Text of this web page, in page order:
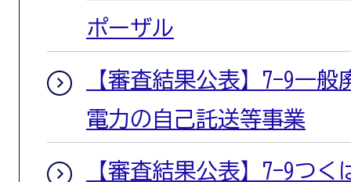
ポーザル
【審査結果公表】7-9一
電力の自己託送等事業
【審査結果公表】7-9つ